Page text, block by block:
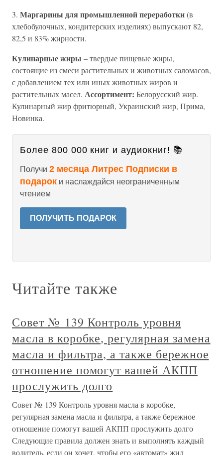
3. Маргарины для промышленной переработки(в
хлебобулочных, кондитерских изделиях) выпускают 82,
82,5 и 83% жирности.
Кулинарные жиры – твердые пищевые жиры,
состоящие из смеси растительных и животных саломасов,
с добавлением тех или иных животных жиров и
растительных масел. Ассортимент: Белорусский жир.
Кулинарный жир фритюрный, Украинский жир, Прима,
Новинка.
Более 800 000 книг и аудиокниг! 📚
Получи 2 месяца Литрес Подписки в
подарок и наслаждайся неограниченным
чтением
ПОЛУЧИТЬ ПОДАРОК
Читайте также
Совет № 139 Контроль уровня
масла в коробке, регулярная замена
масла и фильтра, а также бережное
отношение помогут вашей АКПП
прослужить долго
Совет № 139 Контроль уровня масла в коробке,
регулярная замена масла и фильтра, а также бережное
отношение помогут вашей АКПП прослужить долго
Следующие правила должен знать и выполнять каждый
водитель, если он хочет, чтобы его «автомат» жил